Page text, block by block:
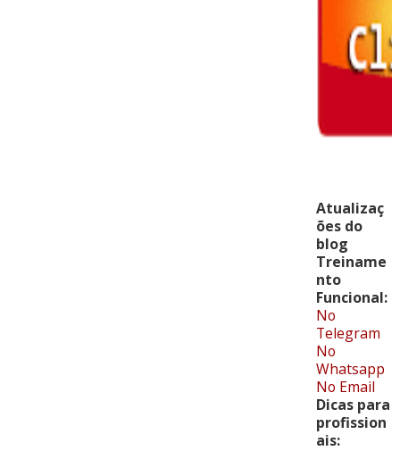
Atualizaç
ões do
blog
Treiname
nto
Funcional:
No
Telegram
No
Whatsapp
No Email
Dicas para
profission
ais: